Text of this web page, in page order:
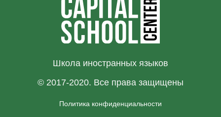
Школа иностранных языков
© 2017-2020. Все права защищены
Политика конфиденциальности